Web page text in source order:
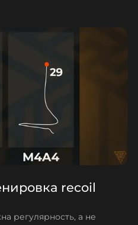
recoil
регулярность, а не